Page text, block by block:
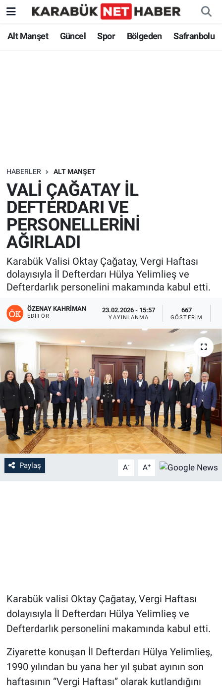
Alt Manşet Güncel Spor Bölgeden Safranbolu
HABERLER ALT MANŞET
VALİ ÇAĞATAY İL
DEFTERDARI VE
PERSONELLERİNİ
AĞIRLADI
Karabük Valisi Oktay Çağatay, Vergi Haftası
dolayısıyla İl Defterdarı Hülya Yelimlieş ve
Defterdarlık personelini makamında kabul etti.
ÖZENAY KAHRIMAN
EDITÖR
23.02.2026 - 15:57
YAYINLANMA
667
GÖSTERIM
Paylaş A- A+
Karabük valisi Oktay Çağatay, Vergi Haftası
dolayısıyla İl Defterdarı Hülya Yelimlieş ve
Defterdarlık personelini makamında kabul etti.
Ziyarette konuşan İl Defterdarı Hülya Yelimlieş,
1990 yılından bu yana her yıl şubat ayının son
haftasının “Vergi Haftası” olarak kutlandığını